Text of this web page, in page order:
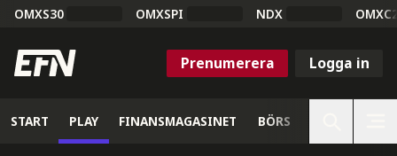
OMXS30 OMXSPI NDX
Prenumerera Logga in
START PLAY FINANSMAGASINET BÖRS